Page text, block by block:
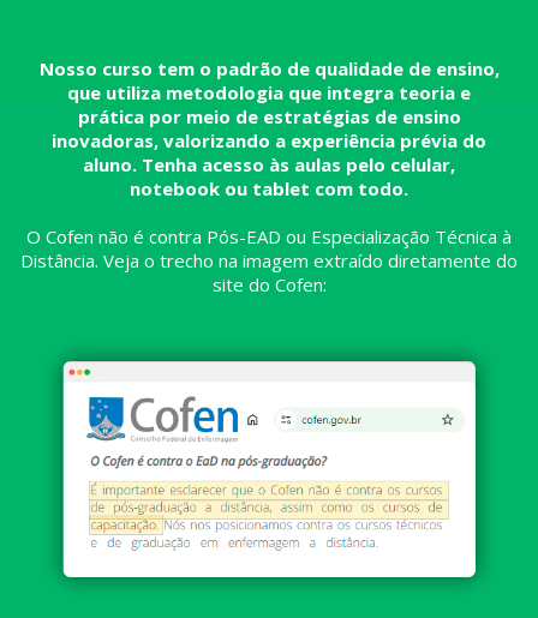
Nosso curso tem o padrão de qualidade de ensino,
que utiliza metodologia que integra teoria e
prática por meio de estratégias de ensino
inovadoras, valorizando a experiência prévia do
aluno. Tenha acesso às aulas pelo celular,
notebook ou tablet com todo.
O Cofen não é contra Pós-EAD ou Especialização Técnica à
Distância. Veja o trecho na imagem extraído diretamente do
site do Cofen: